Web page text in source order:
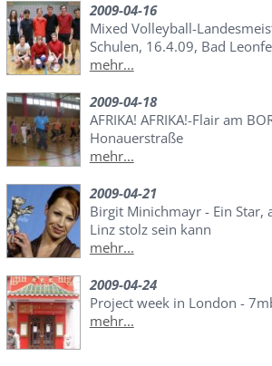
2009-04-16
Mixed Volleyball-
Schulen, 16.4.09, Bad
mehr...
2009-04-18
AFRIKA! AFRIKA!-Flair am
Honauerstraße
mehr...
2009-04-21
Birgit Minichmayr - Ein Star,
Linz stolz sein kann
mehr...
2009-04-24
Project week in London -
mehr...